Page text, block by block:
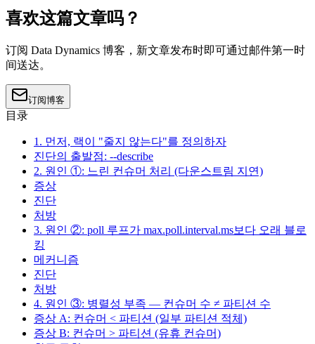
喜欢这篇文章吗？
订阅 Data Dynamics 博客，新文章发布时即可通过邮件第一时
间送达。
订阅博客
目录
1. 먼저, 랙이 "줄지 않는다"를 정의하자
진단의 출발점: --describe
2. 원인 ①: 느린 컨슈머 처리 (다운스트림 지연)
증상
진단
처방
3. 원인 ②: poll 루프가 max.poll.interval.ms보다 오래 블로
킹
메커니즘
진단
처방
4. 원인 ③: 병렬성 부족 — 컨슈머 수 ≠ 파티션 수
증상 A: 컨슈머 < 파티션 (일부 파티션 적체)
증상 B: 컨슈머 > 파티션 (유휴 컨슈머)